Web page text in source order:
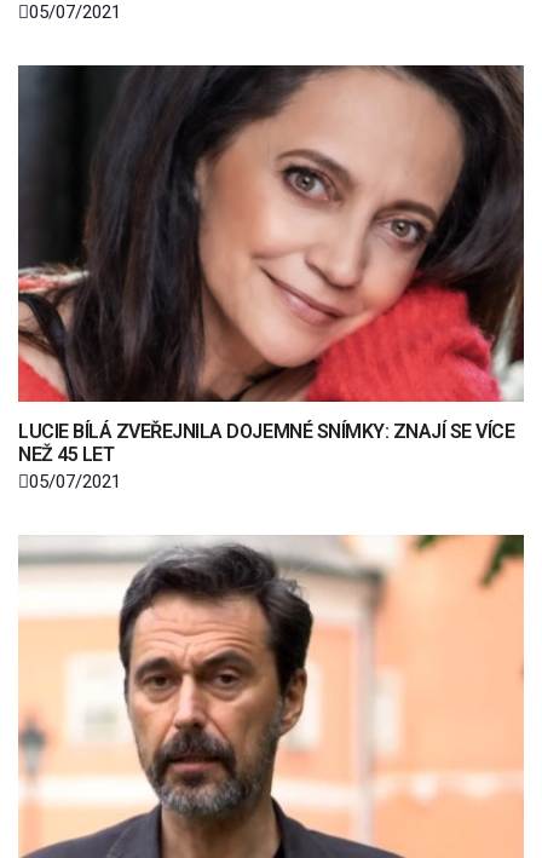
05/07/2021
LUCIE BÍLÁ ZVEŘEJNILA DOJEMNÉ SNÍMKY: ZNAJÍ SE VÍCE
NEŽ 45 LET
05/07/2021